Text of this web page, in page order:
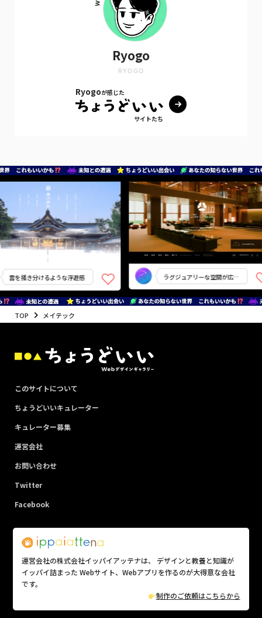
Ryogo
RYOGO
Ryogoが感じた
サイトたち
雲を掻き分けるような浮遊感
ラグジュアリーな空間が広が
る
TOP メイテック
このサイトについて
ちょうどいいキュレーター
キュレーター募集
運営会社
お問い合わせ
Twitter
Facebook
運営会社の株式会社イッパイアッテナは、 デザインと教養と知識が
イッパイ詰まった Webサイト、Webアプリを作るのが大得意な会社
です。
制作のご依頼はこちらから